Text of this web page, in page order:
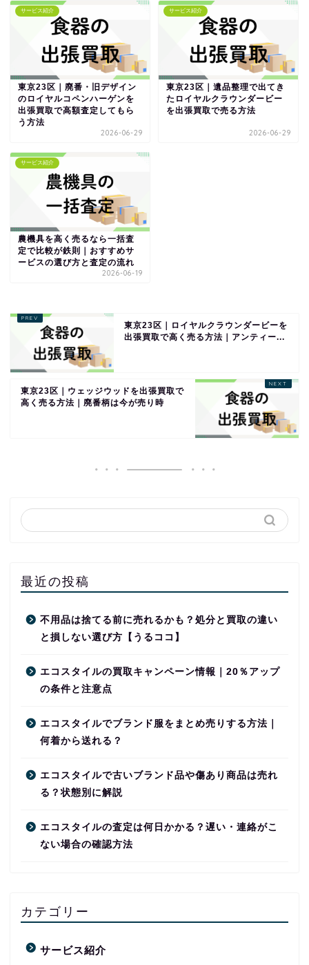
サービス紹介
東京23区｜廃番・旧デザイン
のロイヤルコペンハーゲンを
出張買取で高額査定してもら
う方法
2026-06-29
サービス紹介
東京23区｜遺品整理で出てき
たロイヤルクラウンダービー
を出張買取で売る方法
2026-06-29
サービス紹介
農機具を高く売るなら一括査
定で比較が鉄則｜おすすめサ
ービスの選び方と査定の流れ
2026-06-19
東京23区｜ロイヤルクラウンダービーを
出張買取で高く売る方法｜アンティー...
東京23区｜ウェッジウッドを出張買取で
高く売る方法｜廃番柄は今が売り時
最近の投稿
不用品は捨てる前に売れるかも？処分と買取の違い
と損しない選び方【うるココ】
エコスタイルの買取キャンペーン情報｜20％アップ
の条件と注意点
エコスタイルでブランド服をまとめ売りする方法｜
何着から送れる？
エコスタイルで古いブランド品や傷あり商品は売れ
る？状態別に解説
エコスタイルの査定は何日かかる？遅い・連絡がこ
ない場合の確認方法
カテゴリー
サービス紹介